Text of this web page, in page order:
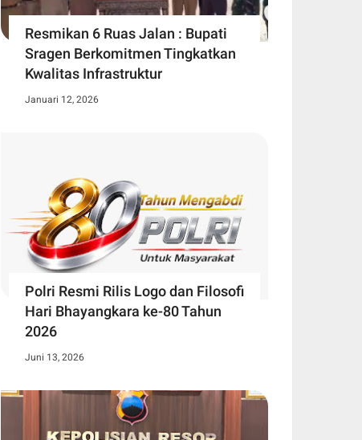
Resmikan 6 Ruas Jalan : Bupati
Sragen Berkomitmen Tingkatkan
Kwalitas Infrastruktur
Januari 12, 2026
Polri Resmi Rilis Logo dan Filosofi
Hari Bhayangkara ke-80 Tahun
2026
Juni 13, 2026